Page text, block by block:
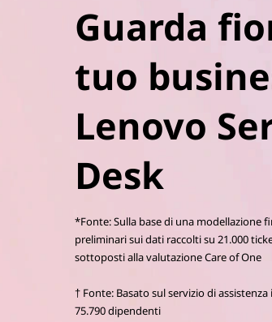
Guarda
tuo
Lenovo
Desk
*Fonte: Sulla base di una modellazione
preliminari sui dati raccolti su 21.000
sottoposti alla valutazione Care of One
† Fonte: Basato sul servizio di
75.790 dipendenti